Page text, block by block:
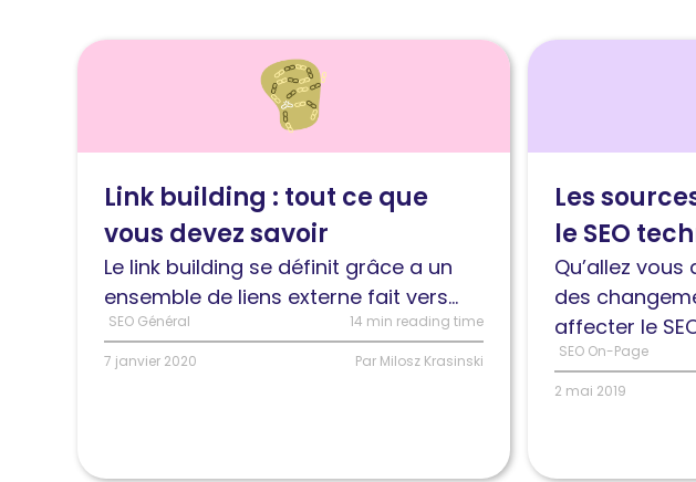
Lire
tout
que
vous
devez
savoir
Link building : tout ce que
vous devez savoir
Le link building se définit grâce a un
ensemble de liens externe fait vers...
SEO Général 14 min reading time
7 janvier 2020 Par Milosz Krasinski
Lire
tension
entre
SEO
technique
l’UX
Les
le SEO
Qu’allez
des
affecter le
SEO On-Page
2 mai 2019